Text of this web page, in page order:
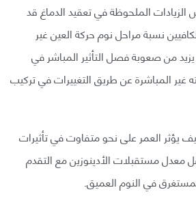
الزيادات الملحوظة في تعقيد الدماغ قد
نسبة مراحل نوم حركة العين غير
من صعوبة فصل التأثير المباشر في
غير المباشرة عن طريق التغييرات في تركيب
يؤثر العمر على نحو متفاوت في تأثيرات
معدل مستقبلات الأدينوزين مع التقدم
في النوم العميق.